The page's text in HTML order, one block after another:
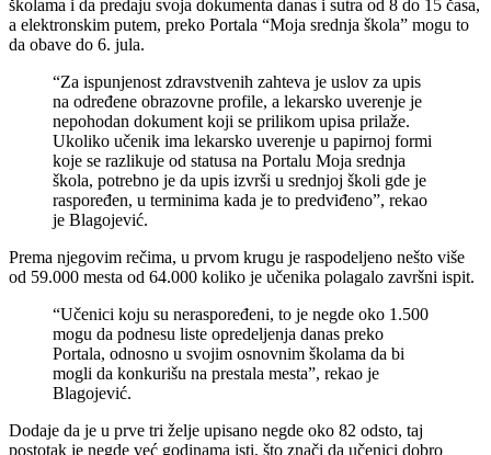
školama i da predaju svoja dokumenta danas i sutra od 8 do 15 časa,
a elektronskim putem, preko Portala “Moja srednja škola” mogu to
da obave do 6. jula.
“Za ispunjenost zdravstvenih zahteva je uslov za upis
na određene obrazovne profile, a lekarsko uverenje je
nepohodan dokument koji se prilikom upisa prilaže.
Ukoliko učenik ima lekarsko uverenje u papirnoj formi
koje se razlikuje od statusa na Portalu Moja srednja
škola, potrebno je da upis izvrši u srednjoj školi gde je
raspoređen, u terminima kada je to predviđeno”, rekao
je Blagojević.
Prema njegovim rečima, u prvom krugu je raspodeljeno nešto više
od 59.000 mesta od 64.000 koliko je učenika polagalo završni ispit.
“Učenici koju su neraspoređeni, to je negde oko 1.500
mogu da podnesu liste opredeljenja danas preko
Portala, odnosno u svojim osnovnim školama da bi
mogli da konkurišu na prestala mesta”, rekao je
Blagojević.
Dodaje da je u prve tri želje upisano negde oko 82 odsto, taj
postotak je negde već godinama isti, što znači da učenici dobro